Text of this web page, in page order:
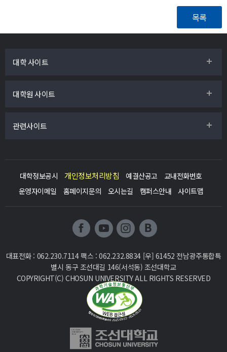
대학 사이트
대학원 사이트
관련사이트
대학정보공시 개인정보처리방침 예결산공고
교내전화번호
운영자이메일
홈페이지문의 오시는길 캠퍼스안내 사이트맵
대표전화 : 062.230.7114 팩스 : 062.232.8834 [우] 61452 전남광주통합특
별시 동구 조선대길 146(서석동) 조선대학교
COPYRIGHT(C) CHOSUN UNIVERSITY ALL RIGHTS RESERVED